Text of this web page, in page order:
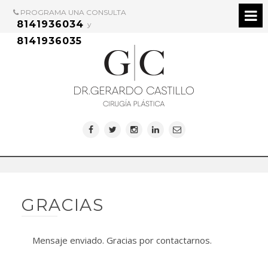
PROGRAMA UNA CONSULTA
8141936034 y
8141936035
GRACIAS
Mensaje enviado. Gracias por contactarnos.